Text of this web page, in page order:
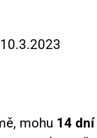
mohu 14 dní